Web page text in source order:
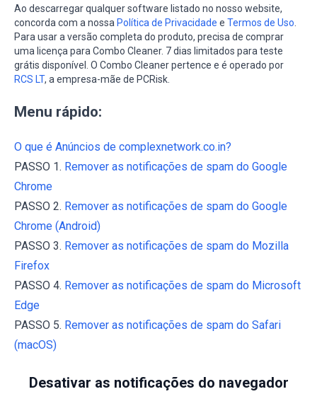
Ao descarregar qualquer software listado no nosso website,
concorda com a nossa Política de Privacidade e Termos de Uso
Para usar a versão completa do produto, precisa de comprar
uma licença para Combo Cleaner. 7 dias limitados para teste
grátis disponível. O Combo Cleaner pertence e é operado por
RCS LT, a empresa-mãe de PCRisk.
Menu rápido:
O que é Anúncios de complexnetwork.co.in?
PASSO 1. Remover as notificações de spam do Google
Chrome
PASSO 2. Remover as notificações de spam do Google
Chrome (Android)
PASSO 3. Remover as notificações de spam do Mozilla
Firefox
PASSO 4. Remover as notificações de spam do Microsoft
Edge
PASSO 5. Remover as notificações de spam do Safari
(macOS)
Desativar as notificações do navegador